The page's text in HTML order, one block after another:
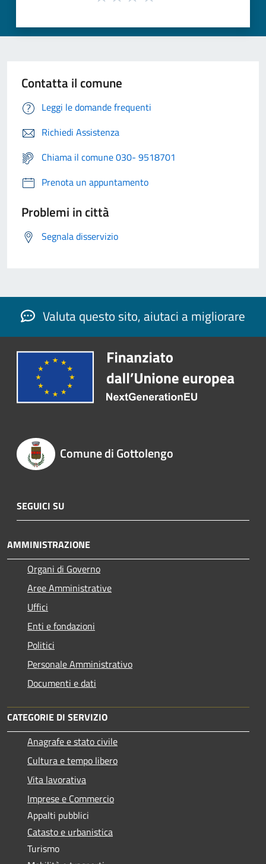
Contatta il comune
Leggi le domande frequenti
Richiedi Assistenza
Chiama il comune 030- 9518701
Prenota un appuntamento
Problemi in città
Segnala disservizio
Valuta questo sito, aiutaci a migliorare
Comune di Gottolengo
SEGUICI SU
AMMINISTRAZIONE
Organi di Governo
Aree Amministrative
Uffici
Enti e fondazioni
Politici
Personale Amministrativo
Documenti e dati
CATEGORIE DI SERVIZIO
Anagrafe e stato civile
Cultura e tempo libero
Vita lavorativa
Imprese e Commercio
Appalti pubblici
Catasto e urbanistica
Turismo